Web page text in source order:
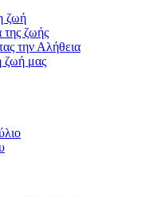
ζωή
ζωής
την Αλήθεια
ζωή μας